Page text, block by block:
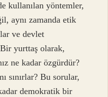
kullanılan yöntemler,
aynı zamanda etik
ve devlet
yurttaş olarak,
ne kadar özgürdür?
sınırlar? Bu sorular,
demokratik bir